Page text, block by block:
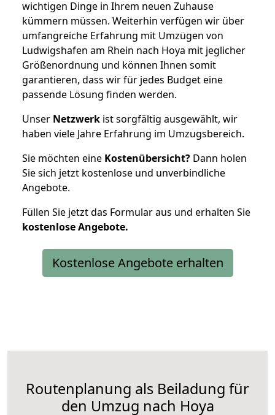
wichtigen Dinge in Ihrem neuen Zuhause
kümmern müssen. Weiterhin verfügen wir über
umfangreiche Erfahrung mit Umzügen von
Ludwigshafen am Rhein nach Hoya mit jeglicher
Größenordnung und können Ihnen somit
garantieren, dass wir für jedes Budget eine
passende Lösung finden werden.
Unser Netzwerk ist sorgfältig ausgewählt, wir
haben viele Jahre Erfahrung im Umzugsbereich.
Sie möchten eine Kostenübersicht? Dann holen
Sie sich jetzt kostenlose und unverbindliche
Angebote.
Füllen Sie jetzt das Formular aus und erhalten Sie
kostenloseAngebote.
Kostenlose Angebote erhalten
Routenplanung als Beiladung für
den Umzug nach Hoya